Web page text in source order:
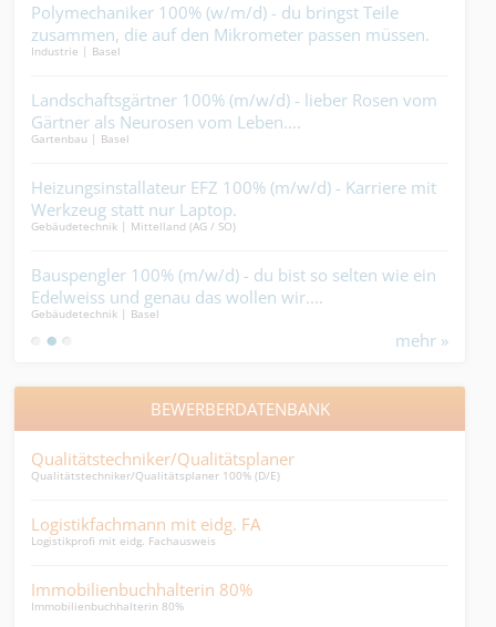
Polymechaniker 100% (w/m/d) - du bringst Teile
zusammen, die auf den Mikrometer passen müssen.
Mehr geht nicht....
Industrie | Basel
Landschaftsgärtner 100% (m/w/d) - lieber Rosen vom
Gärtner als Neurosen vom Leben....
Gartenbau | Basel
Heizungsinstallateur EFZ 100% (m/w/d) - Karriere mit
Werkzeug statt nur Laptop.
Gebäudetechnik | Mittelland (AG / SO)
Bauspengler 100% (m/w/d) - du bist so selten wie ein
Edelweiss und genau das wollen wir....
Gebäudetechnik | Basel
mehr »
BEWERBERDATENBANK
Qualitätstechniker/Qualitätsplaner
Qualitätstechniker/Qualitätsplaner 100% (D/E)
Logistikfachmann mit eidg. FA
Logistikprofi mit eidg. Fachausweis
Immobilienbuchhalterin 80%
Immobilienbuchhalterin 80%